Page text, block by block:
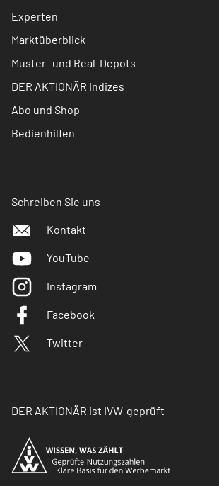
Experten
Marktüberblick
Muster- und Real-Depots
DER AKTIONÄR Indizes
Abo und Shop
Bedienhilfen
Schreiben Sie uns
Kontakt
YouTube
Instagram
Facebook
Twitter
DER AKTIONÄR ist IVW-geprüft